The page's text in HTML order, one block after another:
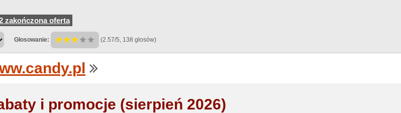
zakończona oferta
Głosowanie: (2.57/5, 138 głosów)
i promocje (sierpień 2026)